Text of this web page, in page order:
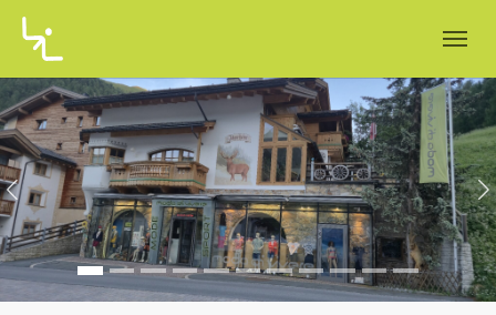
Skip to main navigation
Skip to main content
Skip to page footer
Zurück